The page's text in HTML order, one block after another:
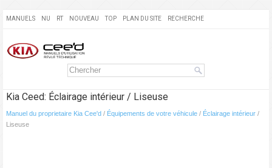
MANUELS NU RT NOUVEAU TOP PLAN DU SITE RECHERCHE
Kia Ceed: Éclairage intérieur / Liseuse
Manuel du proprietaire Kia Cee'd / Équipements de votre véhicule / Éclairage intérieur /
Liseuse